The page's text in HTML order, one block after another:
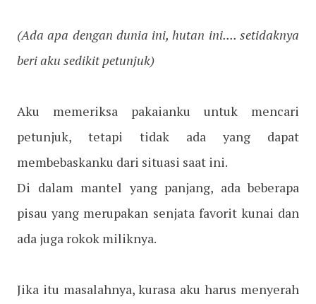
(Ada apa dengan dunia ini, hutan ini.... setidaknya
beri aku sedikit petunjuk)
Aku memeriksa pakaianku untuk mencari
petunjuk, tetapi tidak ada yang dapat
membebaskanku dari situasi saat ini.
Di dalam mantel yang panjang, ada beberapa
pisau yang merupakan senjata favorit kunai dan
ada juga rokok miliknya.
Jika itu masalahnya, kurasa aku harus menyerah